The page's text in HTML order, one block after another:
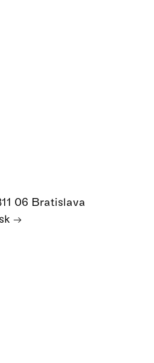
06 Bratislava